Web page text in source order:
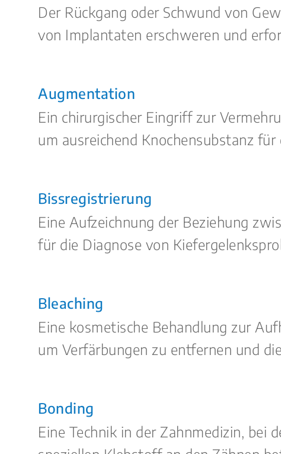
Der Rückgang oder Schwund von
von Implantaten erschweren und
Augmentation
Ein chirurgischer Eingriff zur
um ausreichend Knochensubstanz
Bissregistrierung
Eine Aufzeichnung der Beziehung
für die Diagnose von
Bleaching
Eine kosmetische Behandlung zur
um Verfärbungen zu entfernen und
Bonding
Eine Technik in der Zahnmedizin, bei